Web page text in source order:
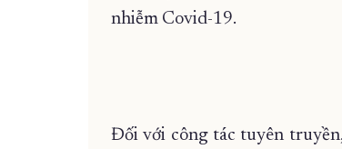
nhiễm Covid-19.
Đối với công tác tuyên